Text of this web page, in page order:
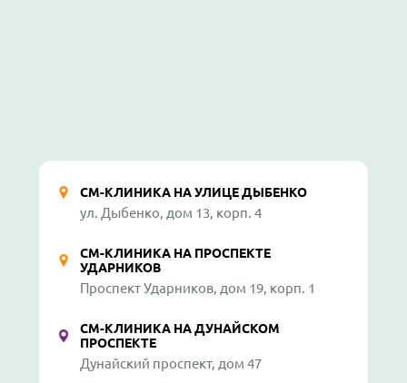
СМ-КЛИНИКА НА УЛИЦЕ ДЫБЕНКО
ул. Дыбенко, дом 13, корп. 4
СМ-КЛИНИКА НА ПРОСПЕКТЕ
УДАРНИКОВ
Проспект Ударников, дом 19, корп. 1
СМ-КЛИНИКА НА ДУНАЙСКОМ
ПРОСПЕКТЕ
Дунайский проспект, дом 47